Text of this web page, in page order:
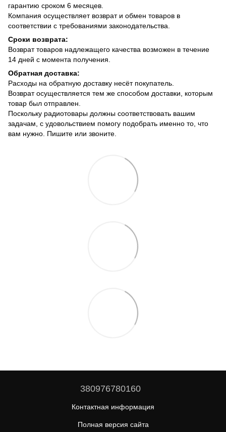
гарантию сроком 6 месяцев.
Компания осуществляет возврат и обмен товаров в
соответствии с требованиями законодательства.
Сроки возврата:
Возврат товаров надлежащего качества возможен в течение
14 дней с момента получения.
Обратная доставка:
Расходы на обратную доставку несёт покупатель.
Возврат осуществляется тем же способом доставки, которым
товар был отправлен.
Поскольку радиотовары должны соответствовать вашим
задачам, с удовольствием помогу подобрать именно то, что
вам нужно. Пишите или звоните.
380976780160
Контактная информация
Полная версия сайта